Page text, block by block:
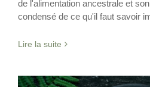
de l'alimentation ancestrale et
condensé de ce qu'il faut savoir
Lire la suite